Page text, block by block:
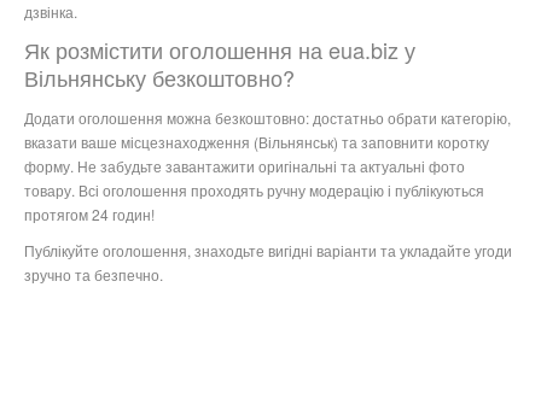
дзвінка.
Як розмістити оголошення на eua.biz у
Вільнянську безкоштовно?
Додати оголошення можна безкоштовно: достатньо обрати категорію,
вказати ваше місцезнаходження (Вільнянськ) та заповнити коротку
форму. Не забудьте завантажити оригінальні та актуальні фото
товару. Всі оголошення проходять ручну модерацію і публікуються
протягом 24 годин!
Публікуйте оголошення, знаходьте вигідні варіанти та укладайте угоди
зручно та безпечно.